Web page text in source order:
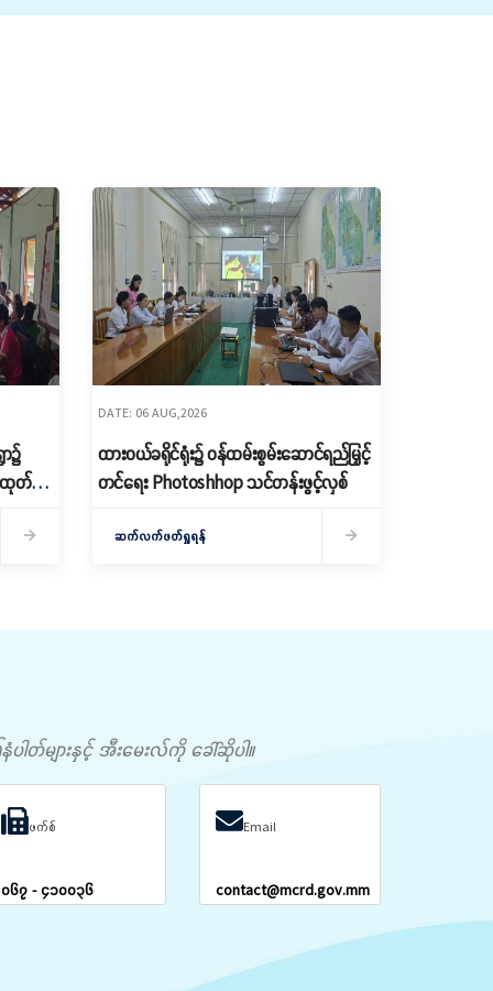
၌
ထုတ်
DATE: 06 AUG,2026
ထားဝယ်ခရိုင်ရုံး၌ ဝန်ထမ်းစွမ်းဆောင်ရည်မြှင့်
တင်ရေး Photoshhop သင်တန်းဖွင့်လှစ်
ဆက်လက်ဖတ်ရှုရန်
ါတ်များနှင့် အီးမေးလ်ကို ခေါ်ဆိုပါ။
ဖက်စ်
၀၆၇ - ၄၁၀၀၃၆
Email
contact@mcrd.gov.mm